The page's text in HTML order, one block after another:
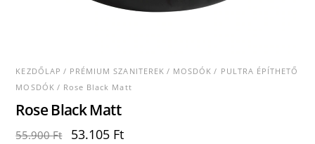
KEZDŐLAP / PRÉMIUM SZANITEREK / MOSDÓK / PULTRA ÉPÍTHETŐ
MOSDÓK / Rose Black Matt
Rose Black Matt
55.900Ft
Original
53.105 FtCurrent